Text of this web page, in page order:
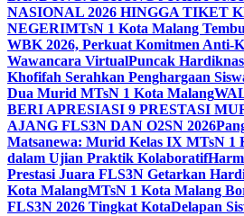
NASIONAL 2026 HINGGA TIKET
NEGERIMTsN 1 Kota Malang
WBK 2026, Perkuat Komitmen Anti-
Wawancara VirtualPuncak
Khofifah Serahkan Penghargaan
Dua Murid MTsN 1 Kota Malang
BERI APRESIASI 9 PRESTASI
AJANG FLS3N DAN O2SN 2026
Matsanewa: Murid Kelas IX MTsN 1
dalam Ujian Praktik Kolaboratif
Prestasi Juara FLS3N Getarkan
Kota MalangMTsN 1 Kota Malang
FLS3N 2026 Tingkat KotaDelapan